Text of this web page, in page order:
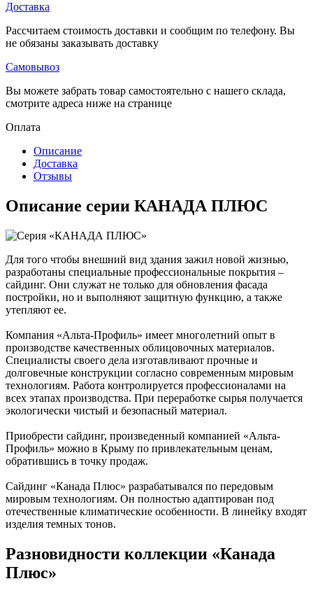
Доставка
Рассчитаем стоимость доставки и сообщим по телефону. Вы
не обязаны заказывать доставку
Самовывоз
Вы можете забрать товар самостоятельно с нашего склада,
смотрите адреса ниже на странице
Оплата
Описание
Доставка
Отзывы
Описание серии КАНАДА ПЛЮС
Для того чтобы внешний вид здания зажил новой жизнью,
разработаны специальные профессиональные покрытия –
сайдинг. Они служат не только для обновления фасада
постройки, но и выполняют защитную функцию, а также
утепляют ее.
Компания «Альта-Профиль» имеет многолетний опыт в
производстве качественных облицовочных материалов.
Специалисты своего дела изготавливают прочные и
долговечные конструкции согласно современным мировым
технологиям. Работа контролируется профессионалами на
всех этапах производства. При переработке сырья получается
экологически чистый и безопасный материал.
Приобрести сайдинг, произведенный компанией «Альта-
Профиль» можно в Крыму по привлекательным ценам,
обратившись в точку продаж.
Сайдинг «Канада Плюс» разрабатывался по передовым
мировым технологиям. Он полностью адаптирован под
отечественные климатические особенности. В линейку входят
изделия темных тонов.
Разновидности коллекции «Канада
Плюс»